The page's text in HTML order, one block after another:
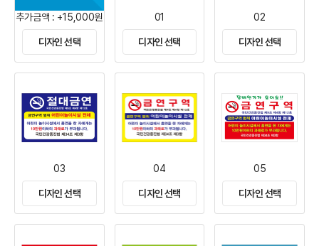
추가금액 : +15,000원
디자인 선택
01
디자인 선택
02
디자인 선택
03
디자인 선택
04
디자인 선택
05
디자인 선택